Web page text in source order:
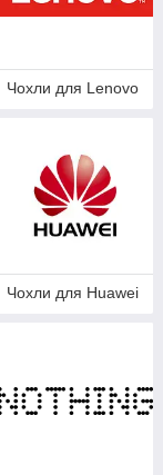
Чохли для Lenovo
Чохли для Huawei